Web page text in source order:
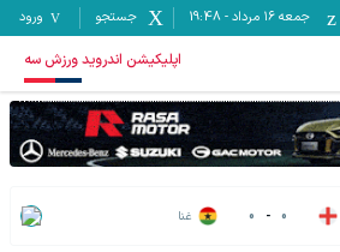
جمعه ۱۶ مرداد -
19:48 جستجو ورود
اپلیکیشن اندروید ورزش سه
0
-
0 غنا